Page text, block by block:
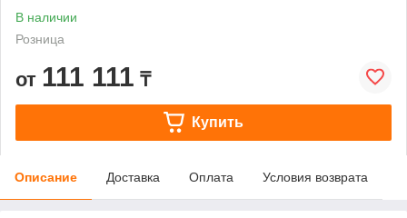
В наличии
Розница
от 111 111 ₸
Купить
Описание Доставка Оплата Условия возврата